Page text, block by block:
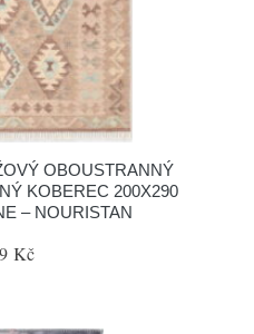
OBOUSTRANNÝ
KOBEREC 200X290
– NOURISTAN
Kč